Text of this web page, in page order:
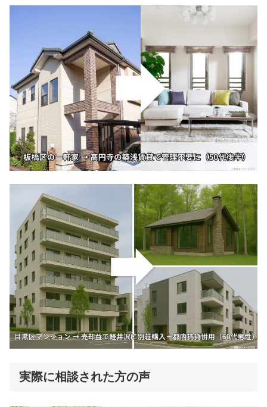
実際に相談された方の声